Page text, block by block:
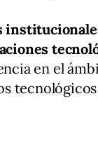
en el